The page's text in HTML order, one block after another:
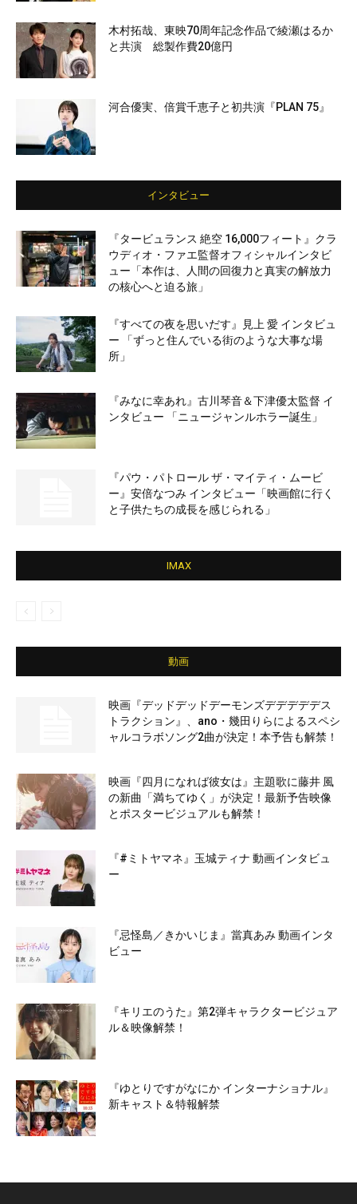
木村拓哉、東映70周年記念作品で綾瀬はるか
と共演 総製作費20億円
河合優実、倍賞千恵子と初共演『PLAN 75』
インタビュー
『タービュランス 絶空 16,000フィート』クラ
ウディオ・ファエ監督オフィシャルインタビ
ュー「本作は、人間の回復力と真実の解放力
の核心へと迫る旅」
『すべての夜を思いだす』見上 愛 インタビュ
ー 「ずっと住んでいる街のような大事な場
所」
『みなに幸あれ』古川琴音＆下津優太監督 イ
ンタビュー 「ニュージャンルホラー誕生」
『パウ・パトロール ザ・マイティ・ムービ
ー』安倍なつみ インタビュー「映画館に行く
と子供たちの成長を感じられる」
IMAX
動画
映画『デッドデッドデーモンズデデデデデス
トラクション』、ano・幾田りらによるスペシ
ャルコラボソング2曲が決定！本予告も解禁！
映画『四月になれば彼女は』主題歌に藤井 風
の新曲「満ちてゆく」が決定！最新予告映像
とポスタービジュアルも解禁！
『#ミトヤマネ』玉城ティナ 動画インタビュ
ー
『忌怪島／きかいじま』當真あみ 動画インタ
ビュー
『キリエのうた』第2弾キャラクタービジュア
ル＆映像解禁！
『ゆとりですがなにか インターナショナル』
新キャスト＆特報解禁